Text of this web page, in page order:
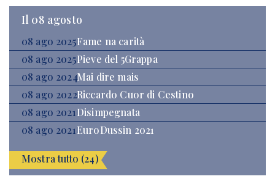
Il 08 agosto
08 ago 2025Fame na carità
08 ago 2025Pieve del 5Grappa
08 ago 2024Mai dire mais
08 ago 2022Riccardo Cuor di Cestino
08 ago 2021Disimpegnata
08 ago 2021EuroDussin 2021
Mostra tutto (24)